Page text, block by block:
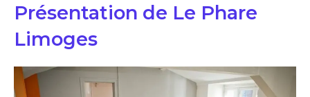
Présentation de Le Phare
Limoges